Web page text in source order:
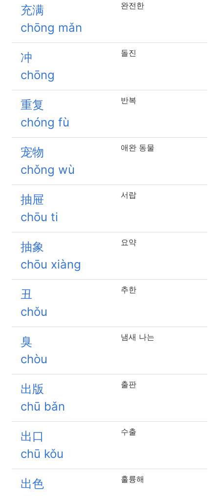
充满
chōng mǎn
완전한
冲
chōng
돌진
重复
chóng fù
반복
宠物
chǒng wù
애완 동물
抽屉
chōu ti
서랍
抽象
chōu xiàng
요약
丑
chǒu
추한
臭
chòu
냄새 나는
出版
chū bǎn
출판
出口
chū kǒu
수출
出色
훌륭해